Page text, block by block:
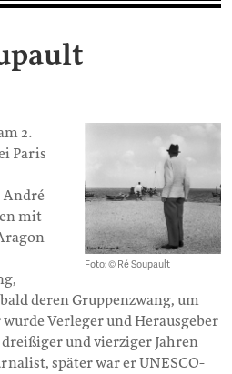
Foto: © Ré Soupault
2.
Paris
André
mit
deren Gruppenzwang, um
wurde Verleger und Herausgeber
und vierziger Jahren
später war er UNESCO-